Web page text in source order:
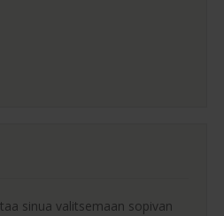
sinua valitsemaan sopivan